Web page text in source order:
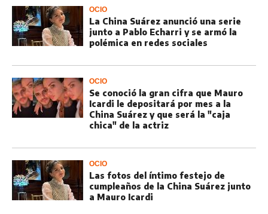
OCIO
La China Suárez anunció una serie
junto a Pablo Echarri y se armó la
polémica en redes sociales
OCIO
Se conoció la gran cifra que Mauro
Icardi le depositará por mes a la
China Suárez y que será la "caja
chica" de la actriz
OCIO
Las fotos del íntimo festejo de
cumpleaños de la China Suárez junto
a Mauro Icardi